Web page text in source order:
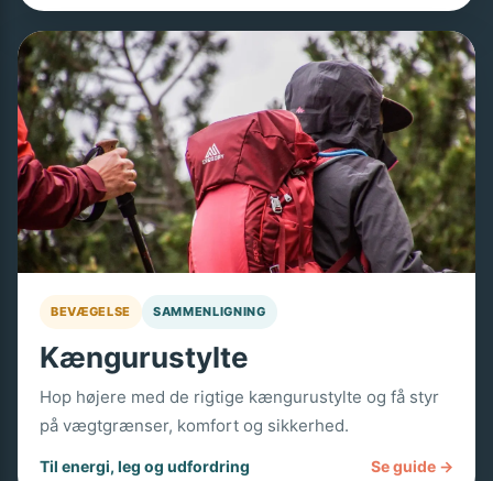
BEVÆGELSE SAMMENLIGNING
Kængurustylte
Hop højere med de rigtige kængurustylte og få styr
på vægtgrænser, komfort og sikkerhed.
Til energi, leg og udfordring Se guide →